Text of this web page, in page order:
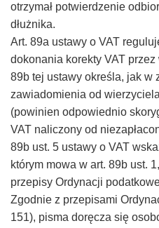
otrzymał potwierdzenie
dłużnika.
Art. 89a ustawy o VAT
dokonania korekty VAT
89b tej ustawy określa, jak w
zawiadomienia od
(powinien odpowiednio
VAT naliczony od
89b ust. 5 ustawy o VAT
którym mowa w art. 89b ust.
przepisy Ordynacji
Zgodnie z przepisami
151), pisma doręcza się